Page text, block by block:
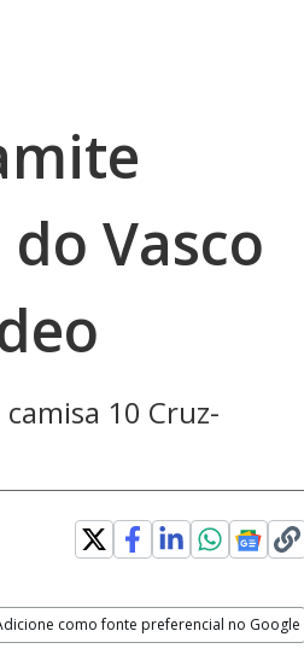
Vasco
10 Cruz-
como fonte preferencial no Google